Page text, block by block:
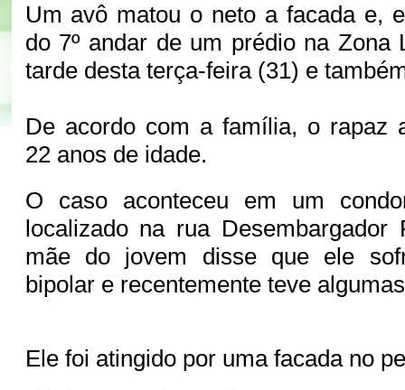
Um avô matou o neto a facada e,
do 7º andar de um prédio na Zona
tarde desta terça-feira (31) e
De acordo com a família, o rapaz
22 anos de idade.
O caso aconteceu em um
localizado na rua Desembargador
mãe do jovem disse que ele
bipolar e recentemente teve
Ele foi atingido por uma facada no